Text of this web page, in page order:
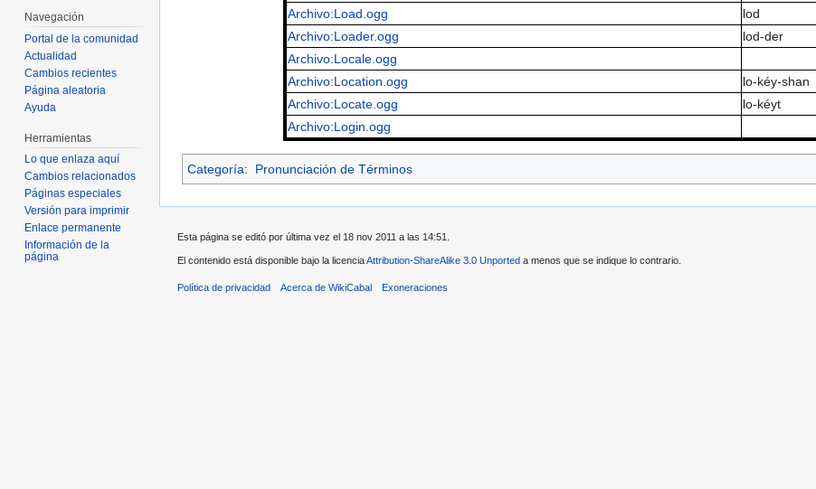
Archivo:Load.ogg
lod
Archivo:Loader.ogg
lod-der
Archivo:Locale.ogg
Archivo:Location.ogg
lo-kéy-shan
Archivo:Locate.ogg
lo-kéyt
Archivo:Login.ogg
Categoría: Pronunciación de Términos
Navegación
Portal de la comunidad
Actualidad
Cambios recientes
Página aleatoria
Ayuda
Herramientas
Lo que enlaza aquí
Cambios relacionados
Páginas especiales
Versión para imprimir
Enlace permanente
Información de la
página
Esta página se editó por última vez el 18 nov 2011 a las 14:51.
El contenido está disponible bajo la licenciaAttribution-ShareAlike 3.0 Unported a menos que se indique lo contrario.
Política de privacidad Acerca de WikiCabal Exoneraciones